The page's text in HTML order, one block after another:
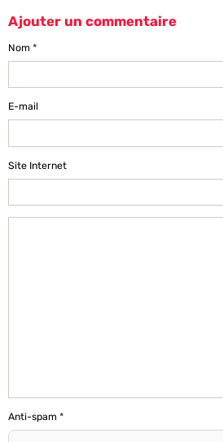
Ajouter un commentaire
Nom
E-mail
Site Internet
Anti-spam